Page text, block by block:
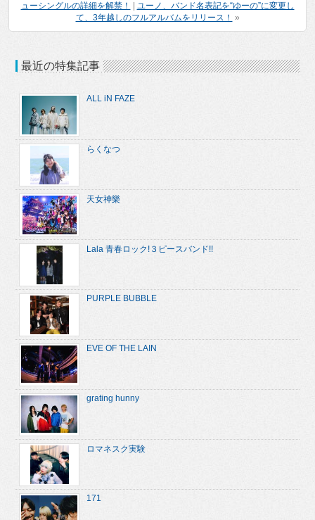
ューシングルの詳細を解禁！
ユーノ、バンド名表記を“ゆーの”に変更し
て、3年越しのフルアルバムをリリース！ »
最近の特集記事
ALL iN FAZE
らくなつ
天女神樂
Lala 青春ロック!３ピースバンド!!
PURPLE BUBBLE
EVE OF THE LAIN
grating hunny
ロマネスク実験
171